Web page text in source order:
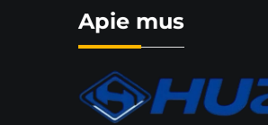
Apie mus